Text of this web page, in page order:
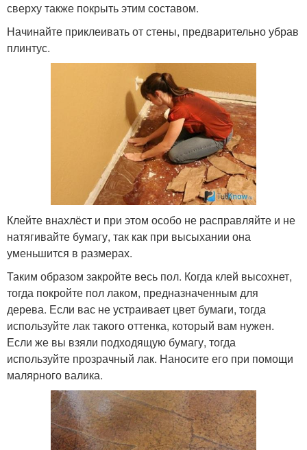
сверху также покрыть этим составом.
Начинайте приклеивать от стены, предварительно убрав
плинтус.
Клейте внахлёст и при этом особо не расправляйте и не
натягивайте бумагу, так как при высыхании она
уменьшится в размерах.
Таким образом закройте весь пол. Когда клей высохнет,
тогда покройте пол лаком, предназначенным для
дерева. Если вас не устраивает цвет бумаги, тогда
используйте лак такого оттенка, который вам нужен.
Если же вы взяли подходящую бумагу, тогда
используйте прозрачный лак. Наносите его при помощи
малярного валика.